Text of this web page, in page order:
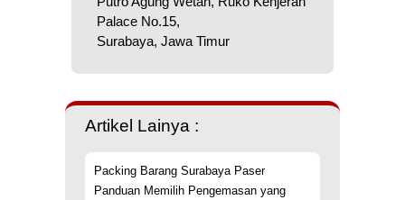
Palace No.15,
Surabaya, Jawa Timur
Artikel Lainya :
Packing Barang Surabaya Paser
Panduan Memilih Pengemasan yang